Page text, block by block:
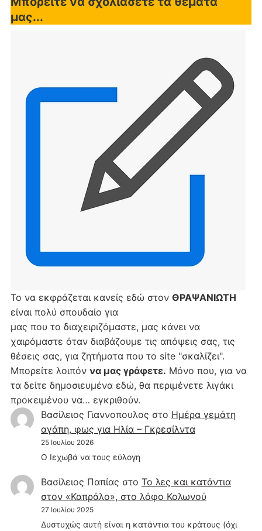
μας...
Το να εκφράζεται κανείς εδώ στον ΘΡΑΨΑΝΙΩΤΗ
είναι πολύ σπουδαίο για
μας που το διαχειριζόμαστε, μας κάνει να
χαιρόμαστε όταν διαβάζουμε τις απόψεις σας, τις
θέσεις σας, για ζητήματα που το site "σκαλίζει".
Μπορείτε λοιπόν να μας γράφετε. Μόνο που, για να
τα δείτε δημοσιευμένα εδώ, θα περιμένετε λιγάκι
προκειμένου να… εγκριθούν.
Βασίλειος Γιαννοπουλος στο Hμέρα γεμάτη
αγάπη, φως για Ηλία – Γκρεσίλντα
25 Ιουλίου 2026
Ο Ιεχωβά να τους εύλογη
Βασίλειος Παπίας στο Το λες και κατάντια
στον «Καπράλο», στο λόφο Κολωνού
27 Ιουλίου 2025
Δυστυχώς αυτή είναι η κατάντια του κράτους (όχι